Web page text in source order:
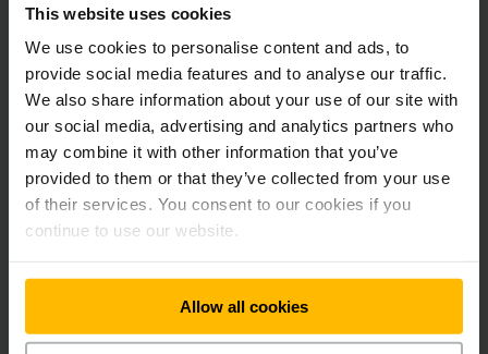
This website uses cookies
We use cookies to personalise content and ads, to
provide social media features and to analyse our traffic.
We also share information about your use of our site with
our social media, advertising and analytics partners who
may combine it with other information that you’ve
provided to them or that they’ve collected from your use
of their services. You consent to our cookies if you
continue to use our website.
Allow all cookies
n'y a manifestement plus d’hésitation à
cases de l’intralogistique de demain !